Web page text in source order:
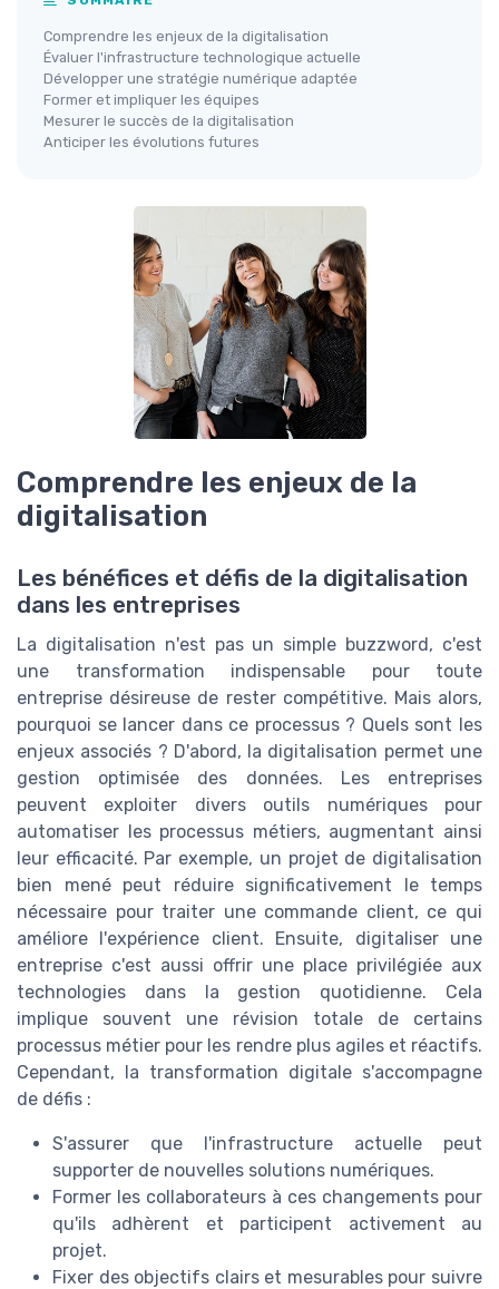
Comprendre les enjeux de la digitalisation
Évaluer l'infrastructure technologique actuelle
Développer une stratégie numérique adaptée
Former et impliquer les équipes
Mesurer le succès de la digitalisation
Anticiper les évolutions futures
Comprendre les enjeux de la
digitalisation
Les bénéfices et défis de la digitalisation
dans les entreprises
La digitalisation n'est pas un simple buzzword, c'est
une transformation indispensable pour toute
entreprise désireuse de rester compétitive. Mais alors,
pourquoi se lancer dans ce processus ? Quels sont les
enjeux associés ? D'abord, la digitalisation permet une
gestion optimisée des données. Les entreprises
peuvent exploiter divers outils numériques pour
automatiser les processus métiers, augmentant ainsi
leur efficacité. Par exemple, un projet de digitalisation
bien mené peut réduire significativement le temps
nécessaire pour traiter une commande client, ce qui
améliore l'expérience client. Ensuite, digitaliser une
entreprise c'est aussi offrir une place privilégiée aux
technologies dans la gestion quotidienne. Cela
implique souvent une révision totale de certains
processus métier pour les rendre plus agiles et réactifs.
Cependant, la transformation digitale s'accompagne
de défis :
S'assurer que l'infrastructure actuelle peut
supporter de nouvelles solutions numériques.
Former les collaborateurs à ces changements pour
qu'ils adhèrent et participent activement au
projet.
Fixer des objectifs clairs et mesurables pour suivre